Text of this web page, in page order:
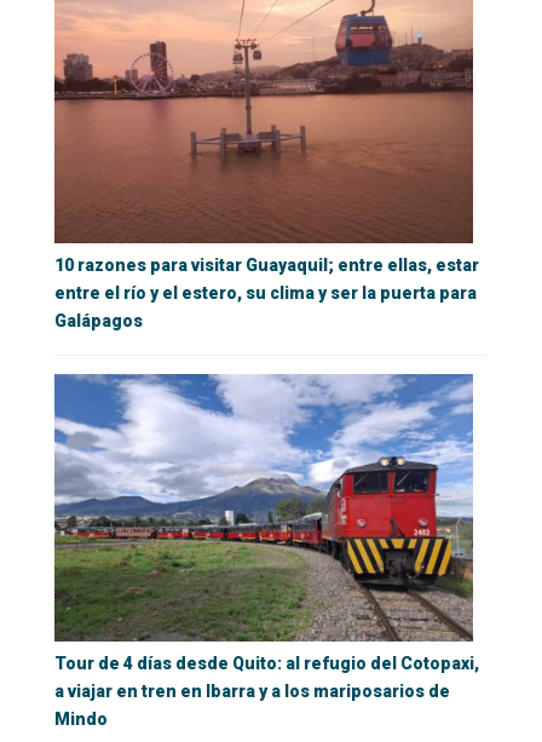
10 razones para visitar Guayaquil; entre ellas, estar
entre el río y el estero, su clima y ser la puerta para
Galápagos
Tour de 4 días desde Quito: al refugio del Cotopaxi,
a viajar en tren en Ibarra y a los mariposarios de
Mindo